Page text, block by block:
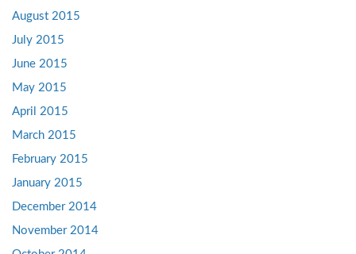
August 2015
July 2015
June 2015
May 2015
April 2015
March 2015
February 2015
January 2015
December 2014
November 2014